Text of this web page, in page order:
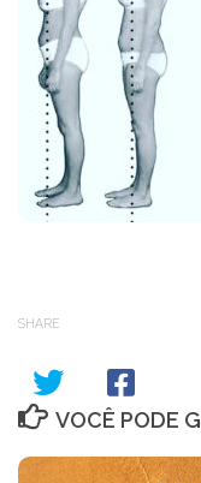
SHARE
VOCÊ PODE